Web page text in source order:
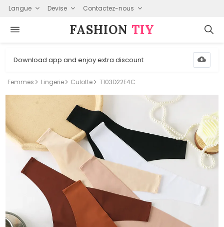
Langue Devise Contactez-nous
FASHION⁠ TIY
Download app and enjoy extra discount
Femmes Lingerie Culotte T103D22E4C